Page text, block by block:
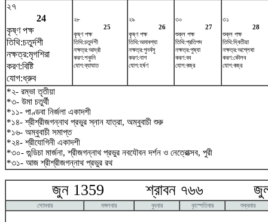
২৭
24
কৃষ্ণ পক্ষ
তিথি:চতুর্দশী
নক্ষত্র:মৃগশিরা
করণ:বিষ্টি
যোগ:ধ্রুব
২৮
25
কৃষ্ণ পক্ষ
তিথি:চতুর্দশী
নক্ষত্র:আর্দ্রা
করণ:শকুনি
যোগ:ব্যাঘাত
২৯
26
কৃষ্ণ পক্ষ
তিথি:অমাবশ্যা
নক্ষত্র:পুনর্বসু
করণ:নাগ
যোগ:হর্ষণ
৩০
27
শুক্ল পক্ষ
তিথি:প্রতিপদ
নক্ষত্র:পুষ্যা
করণ:বব
যোগ:বজ্র
৩১
28
শুক্ল পক্ষ
তিথি:দ্বিতীয়া
নক্ষত্র:অশ্লেষা
করণ:কৌলব
যোগ:বজ্র
*২- রম্ভা তৃতীয়া
*৩- উমা চতুর্থী
*১১- পাণ্ডবা নির্জলা একাদশী
*১৪- শ্রীশ্রীজগন্নাথ প্রভুর স্নান যাত্রা, অম্বুবাচী শুরু
*১৬- অম্বুবাচী সমাপ্ত
*২৪- শ্রীযোগিনী একাদশী
*৩০- গুন্ডিচা মার্জনা, শ্রীজগন্নাথ প্রভুর নবযৌবন দর্শন ও নেত্রোত্সব, পুরী
*৩১- আজ শ্রীশ্রীজগন্নাথ প্রভুর রথ
জুন 1359 শ্রাবন ৭৬৬
সোমবার মঙ্গলবার বুধবার বৃহস্পতিবার শুক্রবার